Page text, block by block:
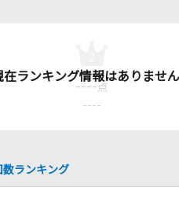
---- 点
----
数ランキング